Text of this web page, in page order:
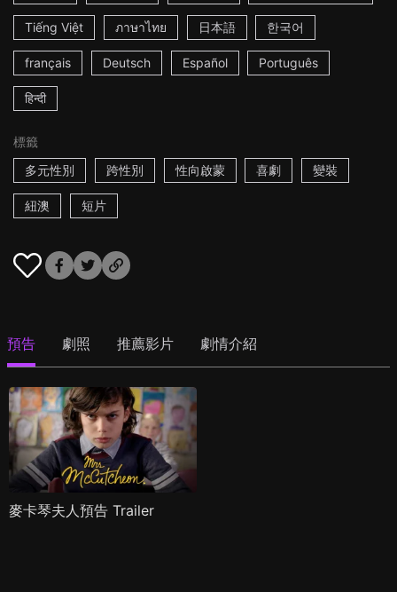
Tiếng Việt ภาษาไทย 日本語 한국어
français Deutsch Español Português
हिन्दी
標籤
多元性別
跨性別 性向啟蒙 喜劇 變裝
紐澳 短片
預告 劇照 推薦影片 劇情介紹
麥卡琴夫人預告 Trailer